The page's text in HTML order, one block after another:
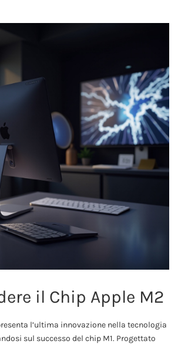
il Chip Apple M2
l’ultima innovazione nella tecnologia
sul successo del chip M1. Progettato